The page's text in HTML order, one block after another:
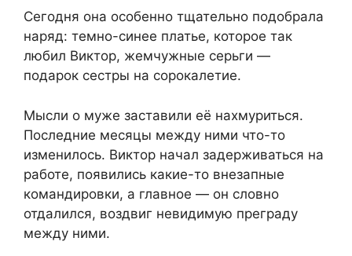
Сегодня она особенно тщательно подобрала
наряд: темно-синее платье, которое так
любил Виктор, жемчужные серьги —
подарок сестры на сорокалетие.
Мысли о муже заставили её нахмуриться.
Последние месяцы между ними что-то
изменилось. Виктор начал задерживаться на
работе, появились какие-то внезапные
командировки, а главное — он словно
отдалился, воздвиг невидимую преграду
между ними.